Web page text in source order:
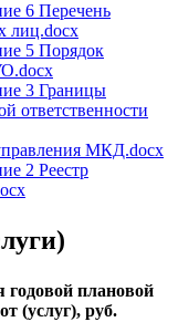
6 Перечень
лиц.docx
5 Порядок
3 Границы
ответственности
МКД.docx
2 Реестр
годовой плановой
(услуг), руб.